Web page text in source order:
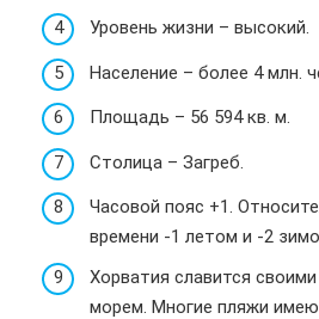
Уровень жизни – высокий.
Население – более 4 млн.
Площадь – 56 594 кв. м.
Столица – Загреб.
Часовой пояс +1.
времени -1 летом и -2
Хорватия славится
морем. Многие пляжи